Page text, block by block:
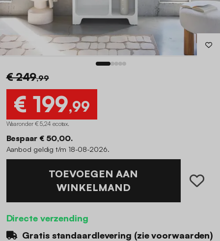
€ 249,99
€ 199,99
Waaronder € 5,24 ecotax.
Bespaar € 50,00.
Aanbod geldig t/m 18-08-2026.
TOEVOEGEN AAN
WINKELMAND
Directe verzending
Gratis standaardlevering (zie voorwaarden)